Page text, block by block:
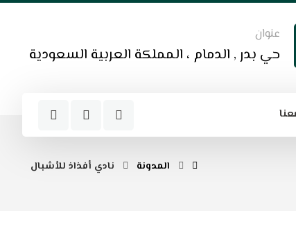
عنوان
حي بدر , الدمام ، المملكة العربية السعودية
المدونة نادي أفذاذ للأشبال